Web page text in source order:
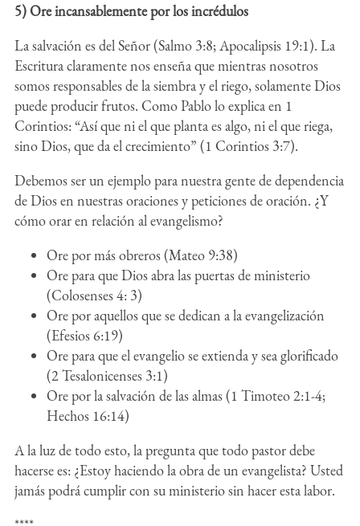
5) Ore incansablemente por los incrédulos
La salvación es del Señor (Salmo 3:8; Apocalipsis 19:1). La
Escritura claramente nos enseña que mientras nosotros
somos responsables de la siembra y el riego, solamente Dios
puede producir frutos. Como Pablo lo explica en 1
Corintios: “Así que ni el que planta es algo, ni el que riega,
sino Dios, que da el crecimiento” (1 Corintios 3:7).
Debemos ser un ejemplo para nuestra gente de dependencia
de Dios en nuestras oraciones y peticiones de oración. ¿Y
cómo orar en relación al evangelismo?
Ore por más obreros (Mateo 9:38)
Ore para que Dios abra las puertas de ministerio
(Colosenses 4: 3)
Ore por aquellos que se dedican a la evangelización
(Efesios 6:19)
Ore para que el evangelio se extienda y sea glorificado
(2 Tesalonicenses 3:1)
Ore por la salvación de las almas (1 Timoteo 2:1-4;
Hechos 16:14)
A la luz de todo esto, la pregunta que todo pastor debe
hacerse es: ¿Estoy haciendo la obra de un evangelista? Usted
jamás podrá cumplir con su ministerio sin hacer esta labor.